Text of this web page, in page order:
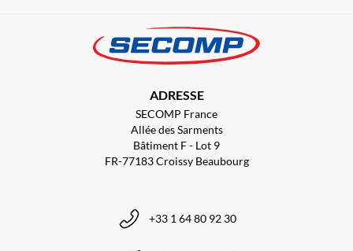
ADRESSE
SECOMP France
Allée des Sarments
Bâtiment F - Lot 9
FR-77183 Croissy Beaubourg
+33 1 64 80 92 30